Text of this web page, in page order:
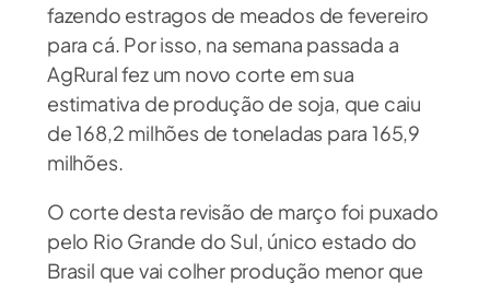
fazendo estragos de meados de fevereiro
para cá. Por isso, na semana passada a
AgRural fez um novo corte em sua
estimativa de produção de soja, que caiu
de 168,2 milhões de toneladas para 165,9
milhões.
O corte desta revisão de março foi puxado
pelo Rio Grande do Sul, único estado do
Brasil que vai colher produção menor que